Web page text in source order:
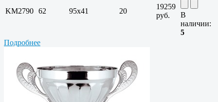
KM2790 62 95x41 20
19259
руб.
В
наличии:
5
Подробнее